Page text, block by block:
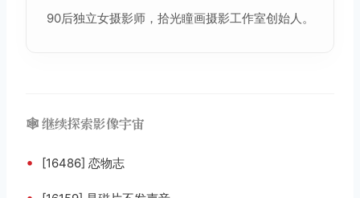
90后独立女摄影师，拾光瞳画摄影工作室创始人。
🕸️ 继续探索影像宇宙
• [16486] 恋物志